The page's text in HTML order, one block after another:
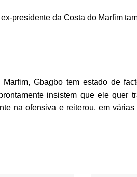
presidente da Costa do Marfim
Gbagbo tem estado de
insistem que ele quer
na ofensiva e reiterou, em